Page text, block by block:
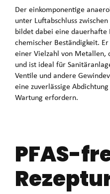
Der einkomponentige
unter Luftabschluss
bildet dabei eine
chemischer Beständigkeit.
einer Vielzahl von Metallen,
und ist ideal für
Ventile und andere
eine zuverlässige
Wartung erfordern.
PFAS-